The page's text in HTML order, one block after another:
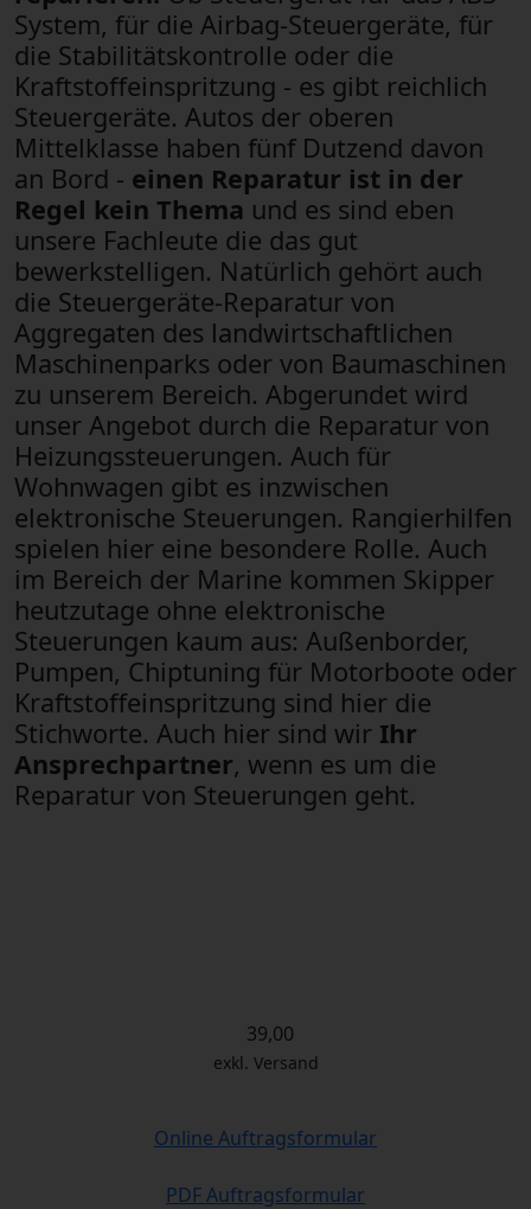
System, für die Airbag-Steuergeräte, für
die Stabilitätskontrolle oder die
Kraftstoffeinspritzung - es gibt reichlich
Steuergeräte. Autos der oberen
Mittelklasse haben fünf Dutzend davon
an Bord - einen Reparatur ist in der
Regel kein Thema und es sind eben
unsere Fachleute die das gut
bewerkstelligen. Natürlich gehört auch
die Steuergeräte-Reparatur von
Aggregaten des landwirtschaftlichen
Maschinenparks oder von Baumaschinen
zu unserem Bereich. Abgerundet wird
unser Angebot durch die Reparatur von
Heizungssteuerungen. Auch für
Wohnwagen gibt es inzwischen
elektronische Steuerungen. Rangierhilfen
spielen hier eine besondere Rolle. Auch
im Bereich der Marine kommen Skipper
heutzutage ohne elektronische
Steuerungen kaum aus: Außenborder,
Pumpen, Chiptuning für Motorboote oder
Kraftstoffeinspritzung sind hier die
Stichworte. Auch hier sind wir Ihr
Ansprechpartner, wenn es um die
Reparatur von Steuerungen geht.
39,00
exkl. Versand
Online Auftragsformular
PDF Auftragsformular